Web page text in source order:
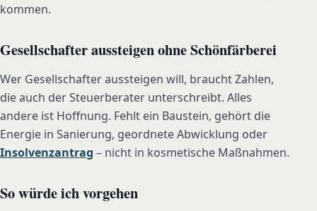
kommen.
Gesellschafter aussteigen ohne Schönfärberei
Wer Gesellschafter aussteigen will, braucht Zahlen,
die auch der Steuerberater unterschreibt. Alles
andere ist Hoffnung. Fehlt ein Baustein, gehört die
Energie in Sanierung, geordnete Abwicklung oder
Insolvenzantrag – nicht in kosmetische Maßnahmen.
So würde ich vorgehen